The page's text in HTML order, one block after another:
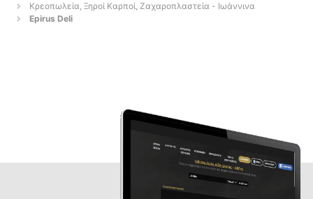
Κρεοπωλεία, Ξηροί Καρποί, Ζαχαροπλαστεία - Ιωάννινα
Epirus Deli